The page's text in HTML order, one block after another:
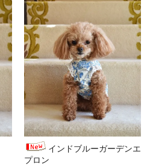
インドブルーガーデンエ
プロン